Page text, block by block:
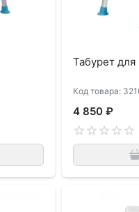
Табурет
Код товара:
4 850 ₽